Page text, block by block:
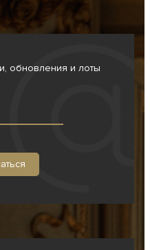
обновления и лоты